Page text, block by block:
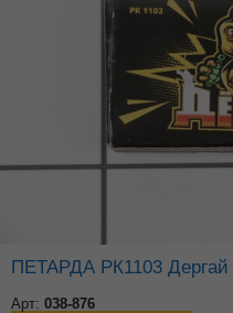
ПЕТАРДА РК1103
Арт: 038-876